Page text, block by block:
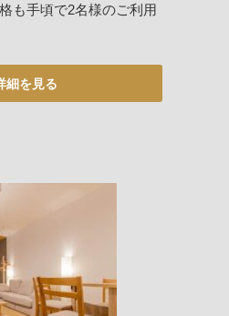
も手頃で2名様のご利用